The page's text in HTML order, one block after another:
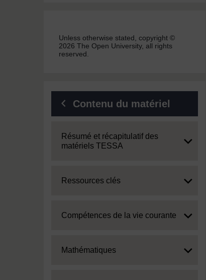
Unless otherwise stated, copyright ©
2026 The Open University, all rights
reserved.
Contenu du matériel
Expand
Résumé et récapitulatif des
matériels TESSA
Expand
Ressources clés
Expand
Compétences de la vie courante
Expand
Mathématiques